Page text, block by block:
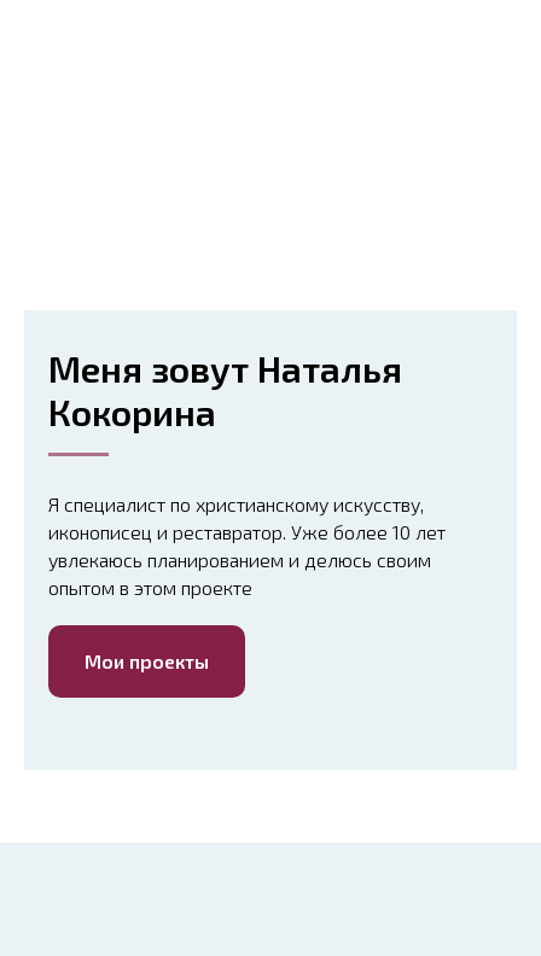
Меня зовут Наталья
Кокорина
Я специалист по христианскому искусству,
иконописец и реставратор. Уже более 10 лет
увлекаюсь планированием и делюсь своим
опытом в этом проекте
Мои проекты